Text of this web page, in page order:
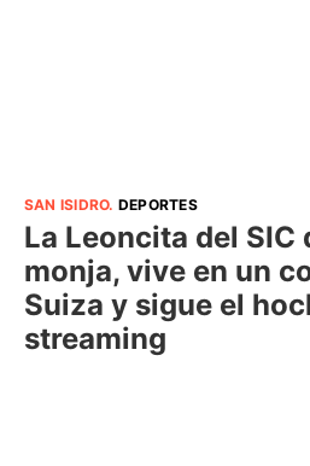
SAN ISIDRO. DEPORTES
La Leoncita del SIC
monja, vive en un
Suiza y sigue el
streaming